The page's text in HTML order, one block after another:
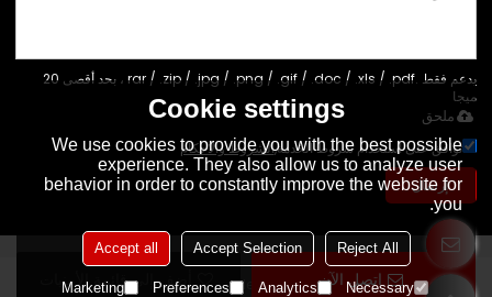
اتصل الآن أضف إلى قائمة الأمنيات
يدعم فقط .rar / .zip / .jpg / .png / .gif / .doc / .xls / .pdf ، بحد أقصى 20
ميجا
ملحق
توافق على استخدام شروط الخدمة,الشروط والاحكام
إرسال
Copyright © 2026 Foshan Shunde Yoto Auto Parts Co., LtdSupport
Cookie settings
We use cookies to provide you with the best possible
experience. They also allow us to analyze user
behavior in order to constantly improve the website for
you.
Reject All
Accept Selection
Accept all
Necessary
Analytics
Preferences
Marketing